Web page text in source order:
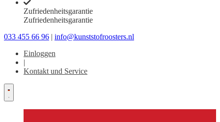
Zufriedenheitsgarantie
Zufriedenheitsgarantie
033 455 66 96 | info@kunststofroosters.nl
Einloggen
|
Kontakt und Service